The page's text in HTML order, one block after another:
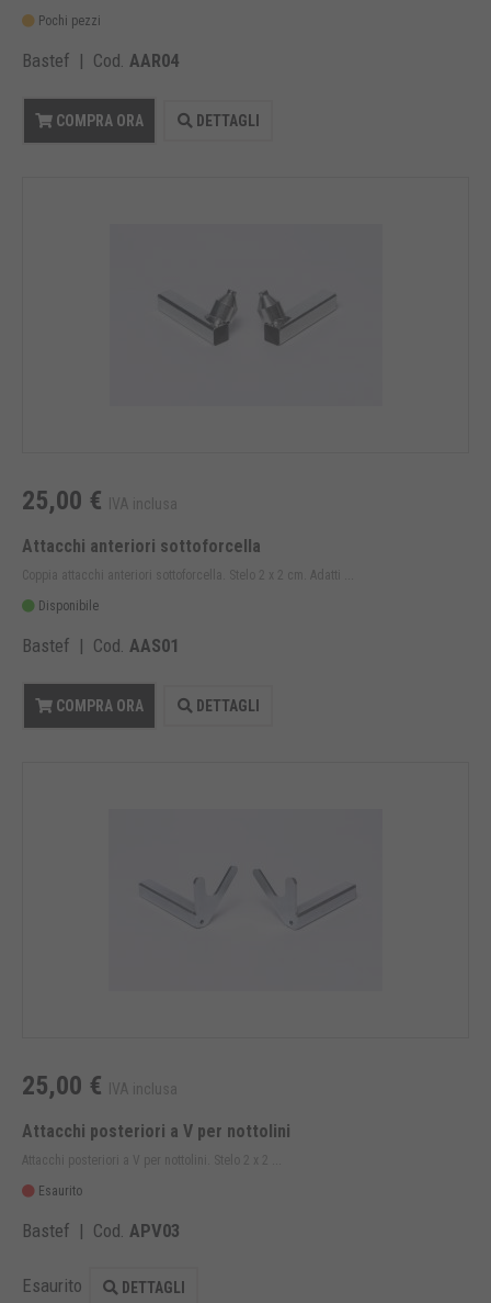
Pochi pezzi
Bastef | Cod. AAR04
COMPRA ORA DETTAGLI
25,00 € IVA inclusa
Attacchi anteriori sottoforcella
Coppia attacchi anteriori sottoforcella. Stelo 2 x 2 cm. Adatti ...
Disponibile
Bastef | Cod. AAS01
COMPRA ORA DETTAGLI
25,00 € IVA inclusa
Attacchi posteriori a V per nottolini
Attacchi posteriori a V per nottolini. Stelo 2 x 2 ...
Esaurito
Bastef | Cod. APV03
Esaurito DETTAGLI